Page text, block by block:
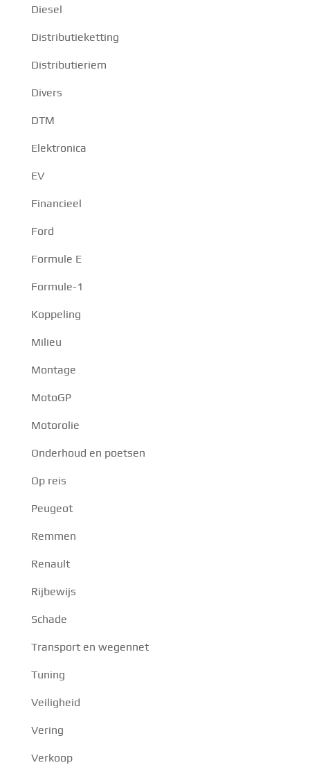
Diesel
Distributieketting
Distributieriem
Divers
DTM
Elektronica
EV
Financieel
Ford
Formule E
Formule-1
Koppeling
Milieu
Montage
MotoGP
Motorolie
Onderhoud en poetsen
Op reis
Peugeot
Remmen
Renault
Rijbewijs
Schade
Transport en wegennet
Tuning
Veiligheid
Vering
Verkoop